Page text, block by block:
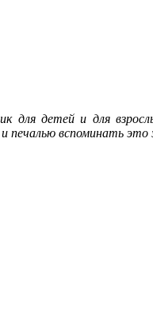
для детей и для
печалью вспоминать это